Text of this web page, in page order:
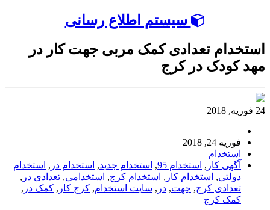
سیستم اطلاع رسانی
استخدام تعدادی کمک مربی جهت کار در
مهد کودک در کرج
24 فوریه, 2018
فوریه 24, 2018
استخدام
آگهی کار , استخدام 95 , استخدام جدید, استخدام در , استخدام
دولتی, استخدام کار , استخدام کرج, استخدامی, تعدادی در ,
تعدادی کرج, جهت, در , سایت استخدام, کرج کار , کمک در ,
کمک کرج